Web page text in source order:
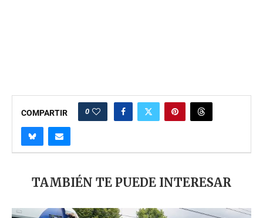
COMPARTIR 0
TAMBIÉN TE PUEDE INTERESAR